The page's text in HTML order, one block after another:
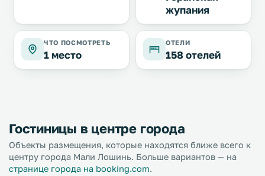
жупания
ЧТО ПОСМОТРЕТЬ
1 место
ОТЕЛИ
158 отелей
Гостиницы в центре города
Объекты размещения, которые находятся ближе всего к
центру города Мали Лошинь. Больше вариантов — на
странице города на booking.com.